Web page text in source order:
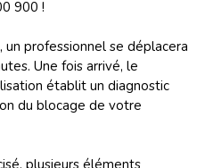
900 !
professionnel se déplacera
Une fois arrivé, le
établit un diagnostic
du blocage de votre
plusieurs éléments